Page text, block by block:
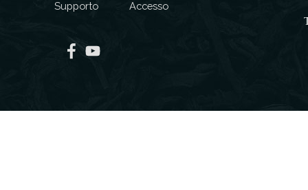
Supporto
Accesso